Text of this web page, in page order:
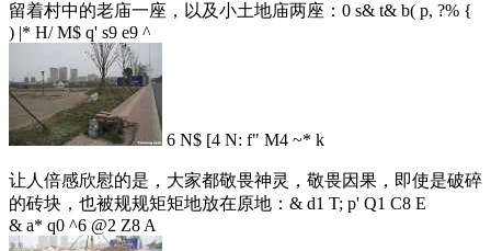
留着村中的老庙一座，以及小土地庙两座： 0 s& t& b( p, ?% {
) |* H/ M$ q' s9 e9 ^
6 N$ [4 N: f" M4 ~* k
让人倍感欣慰的是，大家都敬畏神灵，敬畏因果，即使是破碎
的砖块，也被规规矩矩地放在原地： & d1 T; p' Q1 C8 E
& a* q0 ^6 @2 Z8 A